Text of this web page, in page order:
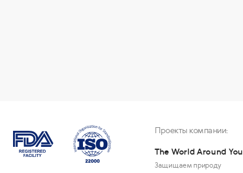
Проекты компании:
The World Around You
Защищаем природу